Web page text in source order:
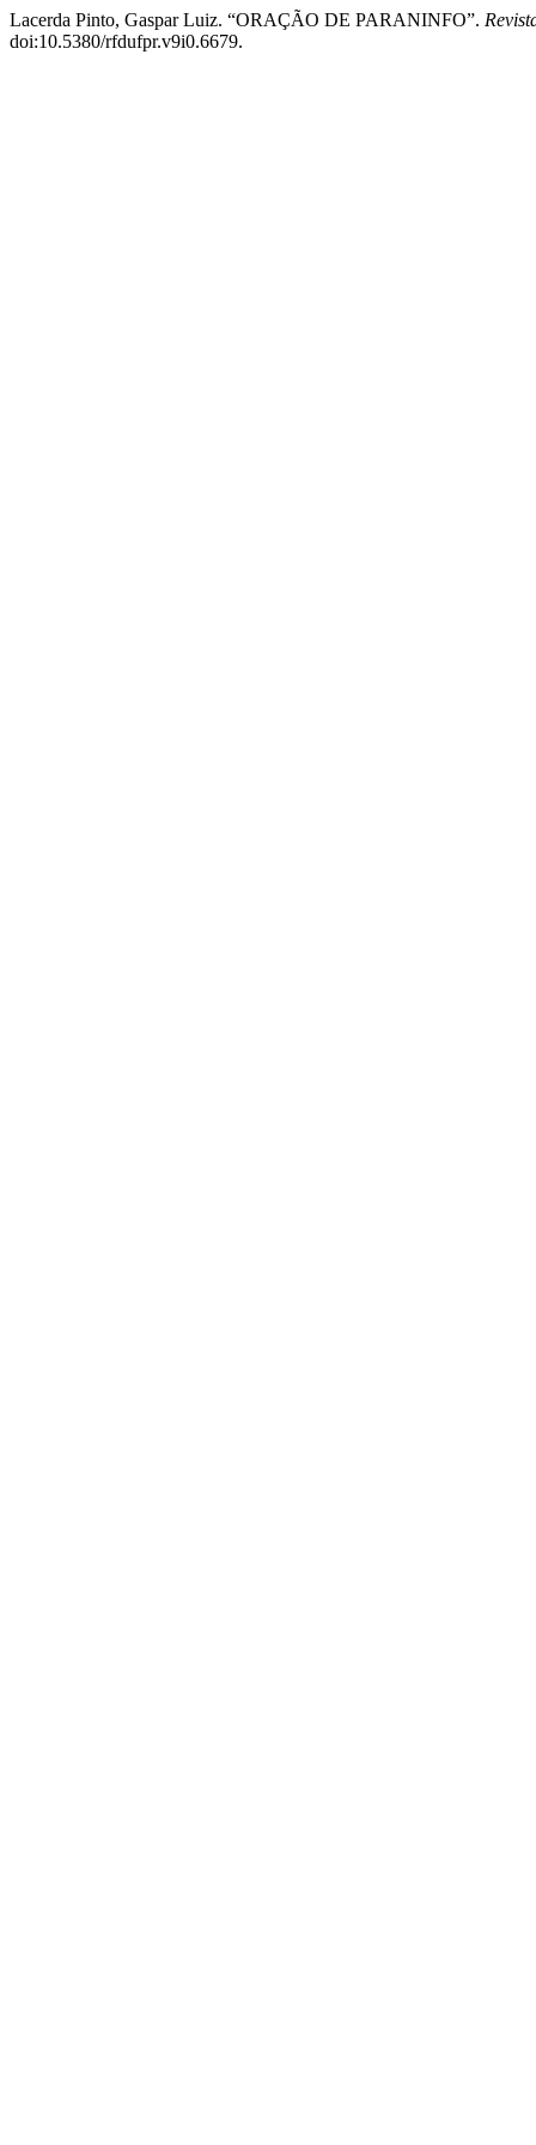
Lacerda Pinto, Gaspar Luiz. “ORAÇÃO DE PARANINFO”.
doi:10.5380/rfdufpr.v9i0.6679.